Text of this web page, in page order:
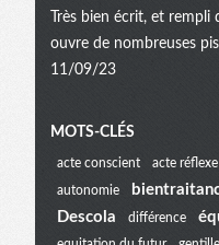
Très bien écrit, et
ouvre de nombreuses
11/09/23
Menu
extra
MOTS-CLÉS
acte conscient acte réflexe
autonomie
Descola différence